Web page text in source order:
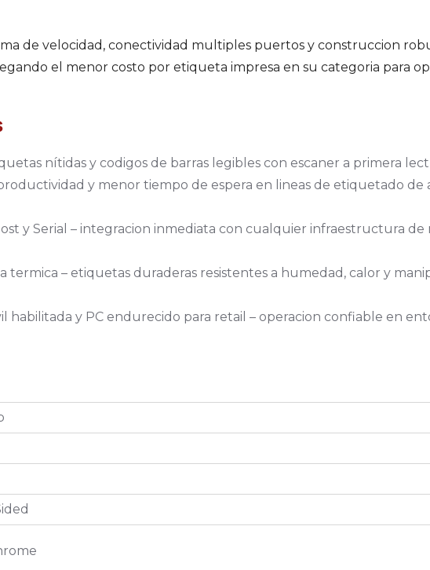
de velocidad, conectividad multiples puertos y construccion
el menor costo por etiqueta impresa en su categoria para
nítidas y codigos de barras legibles con escaner a primera
y menor tiempo de espera en lineas de etiquetado de
y Serial – integracion inmediata con cualquier infraestructura de
termica – etiquetas duraderas resistentes a humedad, calor y
habilitada y PC endurecido para retail – operacion confiable en